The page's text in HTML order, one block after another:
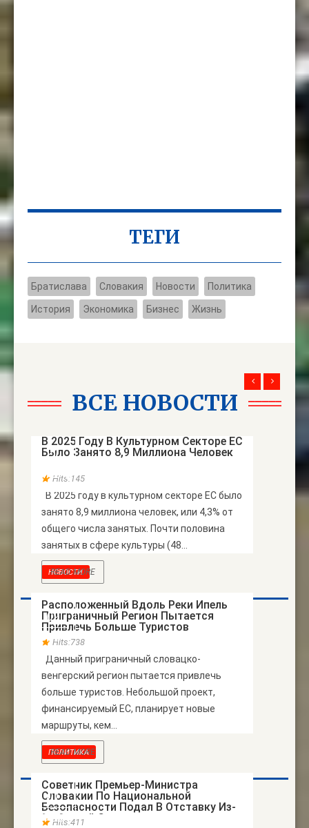
ТЕГИ
Братислава Словакия Новости Политика
История Экономика Бизнес Жизнь
ВСЕ НОВОСТИ
В 2025 Году В Культурном Секторе ЕС
Было Занято 8,9 Миллиона Человек
Hits:145
НОВОСТИ
В 2025 году в культурном секторе ЕС было
занято 8,9 миллиона человек, или 4,3% от
общего числа занятых. Почти половина
занятых в сфере культуры (48...
21
ИЮЛЬ
READ MORE
Расположенный Вдоль Реки Ипель
Приграничный Регион Пытается
Привлечь Больше Туристов
Hits:738
НОВОСТИ
Данный приграничный словацко-
венгерский регион пытается привлечь
больше туристов. Небольшой проект,
финансируемый ЕС, планирует новые
маршруты, кем...
09
АПР
READ MORE
Советник Премьер-Министра
Словакии По Национальной
Безопасности Подал В Отставку Из-
За Связей С…
Hits:411
ПОЛИТИКА
01
ФЕВ